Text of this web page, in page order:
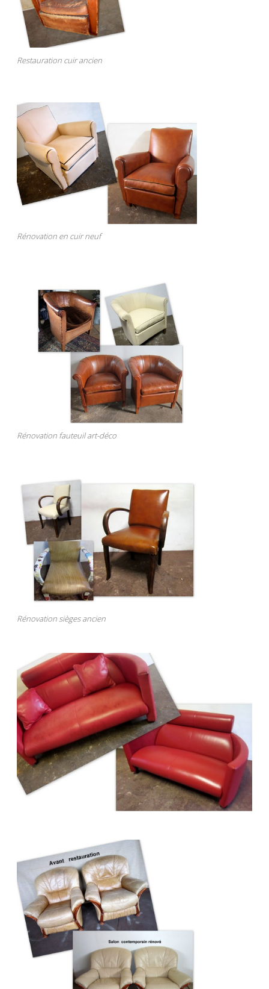
Restauration cuir ancien
Rénovation en cuir neuf
Rénovation fauteuil art-déco
Rénovation sièges ancien